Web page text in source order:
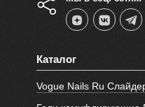
Каталог
Vogue Nails Ru